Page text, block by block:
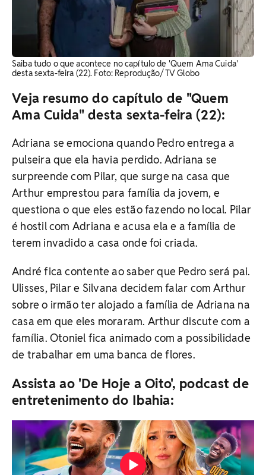
Saiba tudo o que acontece no capítulo de 'Quem Ama Cuida'
desta sexta-feira (22). Foto: Reprodução/ TV Globo
Veja resumo do capítulo de "Quem
Ama Cuida" desta sexta-feira (22):
Adriana se emociona quando Pedro entrega a
pulseira que ela havia perdido. Adriana se
surpreende com Pilar, que surge na casa que
Arthur emprestou para família da jovem, e
questiona o que eles estão fazendo no local. Pilar
é hostil com Adriana e acusa ela e a família de
terem invadido a casa onde foi criada.
André fica contente ao saber que Pedro será pai.
Ulisses, Pilar e Silvana decidem falar com Arthur
sobre o irmão ter alojado a família de Adriana na
casa em que eles moraram. Arthur discute com a
família. Otoniel fica animado com a possibilidade
de trabalhar em uma banca de flores.
Assista ao 'De Hoje a Oito', podcast de
entretenimento do Ibahia: